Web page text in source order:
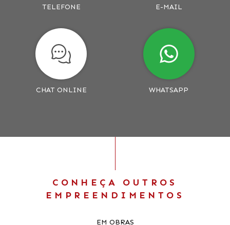
TELEFONE E-MAIL
CHAT ONLINE WHATSAPP
CONHEÇA OUTROS
EMPREENDIMENTOS
EM OBRAS